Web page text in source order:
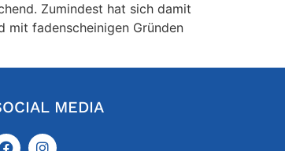
Zumindest hat sich damit
mit fadenscheinigen Gründen
MEDIA